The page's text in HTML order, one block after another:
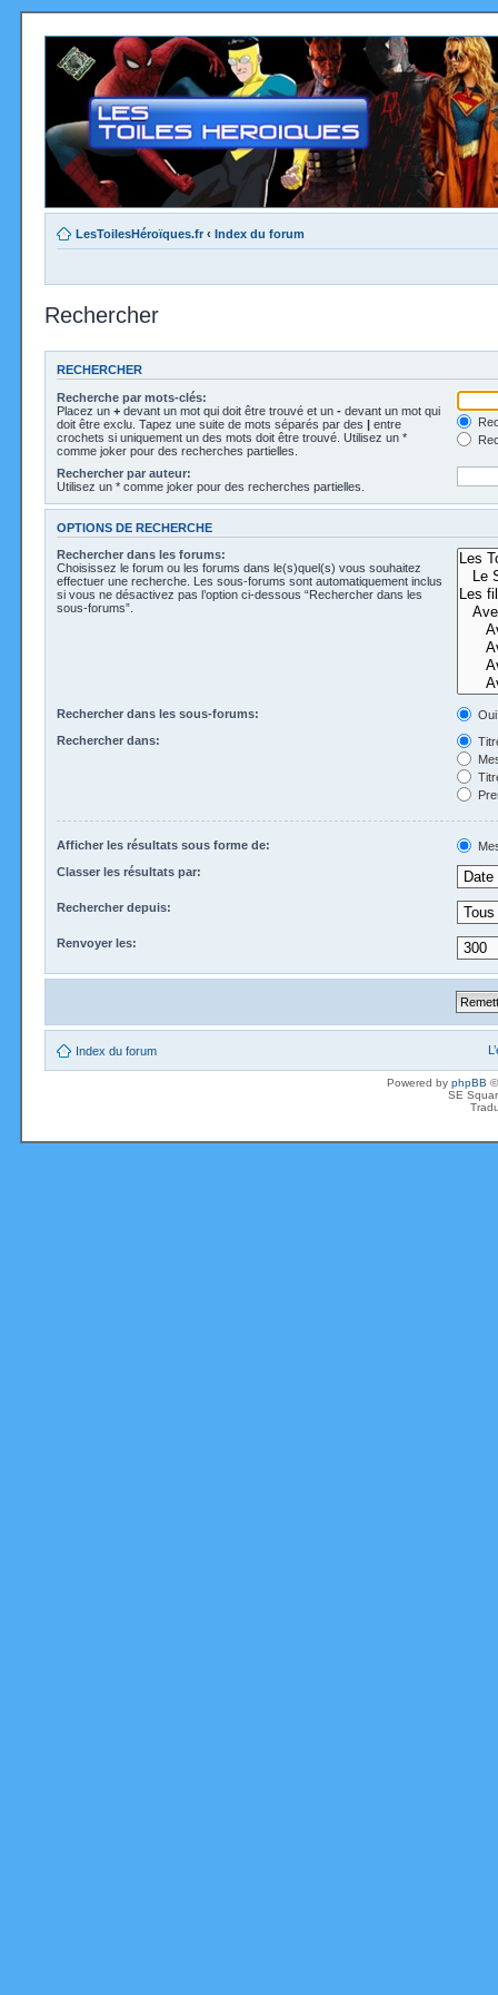
LesToilesHéroïques.fr ‹ Index du forum
Rechercher
RECHERCHER
Recherche par mots-clés:
Placez un + devant un mot qui doit être trouvé et un - devant un mot qui
doit être exclu. Tapez une suite de mots séparés par des | entre
crochets si uniquement un des mots doit être trouvé. Utilisez un *
comme joker pour des recherches partielles.
Rechercher par auteur:
Utilisez un * comme joker pour des recherches partielles.
OPTIONS DE RECHERCHE
Rechercher dans les forums:
Choisissez le forum ou les forums dans le(s)quel(s) vous souhaitez
effectuer une recherche. Les sous-forums sont automatiquement inclus
si vous ne désactivez pas l’option ci-dessous “Rechercher dans les
sous-forums”.
Rechercher dans les sous-forums:
Oui
Rechercher dans:
Afficher les résultats sous forme de:
Classer les résultats par:
Rechercher depuis:
Renvoyer les:
Index du forum
Powered by phpBB
SE